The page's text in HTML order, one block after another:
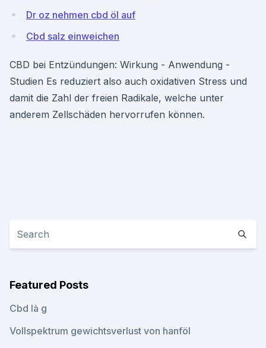
Dr oz nehmen cbd öl auf
Cbd salz einweichen
CBD bei Entzündungen: Wirkung - Anwendung -
Studien Es reduziert also auch oxidativen Stress und
damit die Zahl der freien Radikale, welche unter
anderem Zellschäden hervorrufen können.
Featured Posts
Cbd là g
Vollspektrum gewichtsverlust von hanföl